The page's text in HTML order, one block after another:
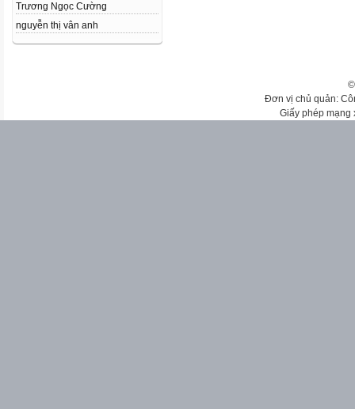
Trương Ngọc Cường
nguyễn thị vân anh
Đơn vị chủ quản:
Giấy phép mạng